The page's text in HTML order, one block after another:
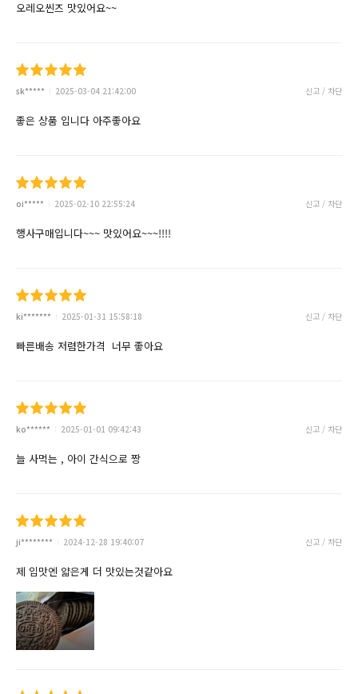
오레오씬즈 맛있어요~~
sk***** 2025-03-04 21:42:00 신고 / 차단
좋은 상품 입니다 아주좋아요
oi***** 2025-02-10 22:55:24 신고 / 차단
행사구매입니다~~~ 맛있어요~~~!!!!
ki******* 2025-01-31 15:58:18 신고 / 차단
빠른배송 저렴한가격 너무 좋아요
ko****** 2025-01-01 09:42:43 신고 / 차단
늘 사먹는 , 아이 간식으로 짱
ji******** 2024-12-28 19:40:07 신고 / 차단
제 입맛엔 얇은게 더 맛있는것같아요